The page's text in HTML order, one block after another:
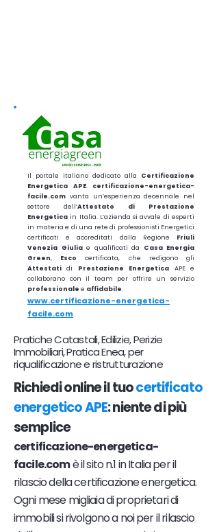
Il portale italiano dedicato alla Certificazione
Energetica APE. certificazione-energetica-
facile.com vanta un’esperienza decennale nel
settore dell’Attestato di Prestazione
Energetica in Italia. L’azienda si avvale di esperti
in materia e di una rete di professionisti Energetici
certificati e accreditati dalla Regione Friuli
Venezia Giuliae qualificati da
Casa Energia
Green, Escocertificata, che redigono gli
Attestatidi Prestazione Energetica APE e
collaborano con il team per offrire un servizio
professionale e affidabile.
www.certificazione-energetica-
facile.com
Pratiche Catastali, Edilizie, Perizie
Immobiliari, Pratica Enea, per
riqualificazione e ristrutturazione
Richiedi online il tuocertificato
energetico APE: niente di più
semplice
certificazione-energetica-
facile.comè il sito n.1 in Italia per il
rilascio della certificazione energetica.
Ogni mese migliaia di proprietari di
immobili si rivolgono a noi per il rilascio